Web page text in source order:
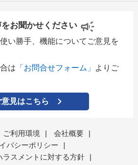
お聞かせください
い勝手、機能についてご意見を
は 「お問合せフォーム」
よりご
意見はこちら
ご利用環境 | 会社概要
|
バシーポリシー
|
ラスメントに対する方針
|